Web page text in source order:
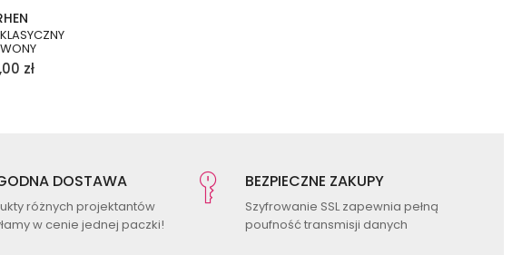
zł
DOSTAWA
różnych projektantów
w cenie jednej paczki!
BEZPIECZNE ZAKUPY
Szyfrowanie SSL zapewnia pełną
poufność transmisji danych